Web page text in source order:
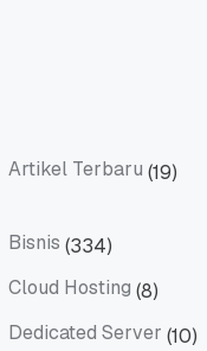
Artikel Terbaru (19)
Bisnis (334)
Cloud Hosting (8)
Dedicated Server (10)